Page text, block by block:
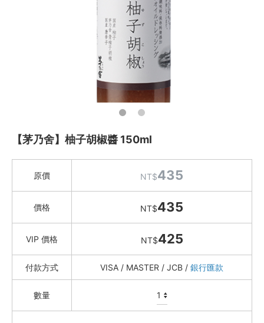
聯絡我們
合作與廣告
媒體推薦與報導
服務條款
【茅乃舍】柚子胡椒醬 150ml
原價 NT$435
價格 NT$435
VIP 價格 NT$425
付款方式 VISA / MASTER / JCB / 銀行匯款
數量